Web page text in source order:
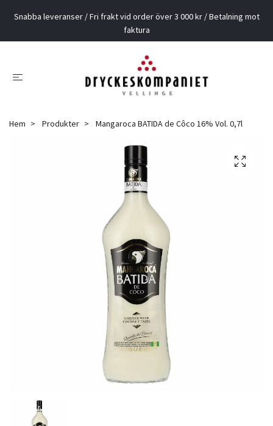
Snabba leveranser / Fri frakt vid order över 3 000 kr / Betalning mot
faktura
Hem Produkter Mangaroca BATIDA de Côco 16% Vol. 0,7l